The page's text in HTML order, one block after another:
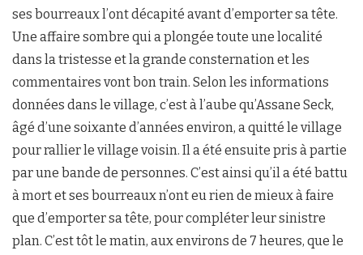
ses bourreaux l’ont décapité avant d’emporter sa tête.
Une affaire sombre qui a plongée toute une localité
dans la tristesse et la grande consternation et les
commentaires vont bon train. Selon les informations
données dans le village, c’est à l’aube qu’Assane Seck,
âgé d’une soixante d’années environ, a quitté le village
pour rallier le village voisin. Il a été ensuite pris à partie
par une bande de personnes. C’est ainsi qu’il a été battu
à mort et ses bourreaux n’ont eu rien de mieux à faire
que d’emporter sa tête, pour compléter leur sinistre
plan. C’est tôt le matin, aux environs de 7 heures, que le